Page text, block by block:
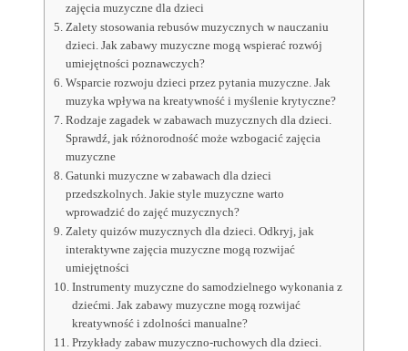
zajęcia muzyczne dla dzieci
Zalety stosowania rebusów muzycznych w nauczaniu
dzieci. Jak zabawy muzyczne mogą wspierać rozwój
umiejętności poznawczych?
Wsparcie rozwoju dzieci przez pytania muzyczne. Jak
muzyka wpływa na kreatywność i myślenie krytyczne?
Rodzaje zagadek w zabawach muzycznych dla dzieci.
Sprawdź, jak różnorodność może wzbogacić zajęcia
muzyczne
Gatunki muzyczne w zabawach dla dzieci
przedszkolnych. Jakie style muzyczne warto
wprowadzić do zajęć muzycznych?
Zalety quizów muzycznych dla dzieci. Odkryj, jak
interaktywne zajęcia muzyczne mogą rozwijać
umiejętności
Instrumenty muzyczne do samodzielnego wykonania z
dziećmi. Jak zabawy muzyczne mogą rozwijać
kreatywność i zdolności manualne?
Przykłady zabaw muzyczno-ruchowych dla dzieci.